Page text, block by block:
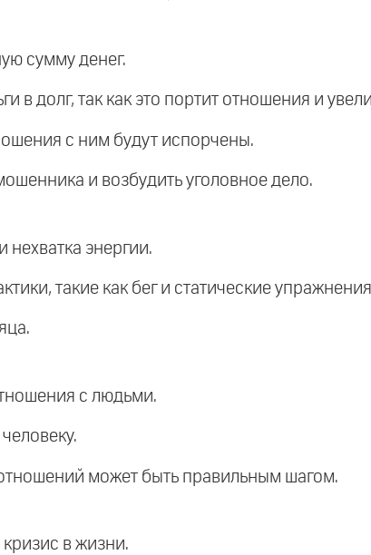
сумму денег.
в долг, так как это портит отношения и
с ним будут испорчены.
и возбудить уголовное дело.
нехватка энергии.
такие как бег и статические
с людьми.
может быть правильным шагом.
в жизни.